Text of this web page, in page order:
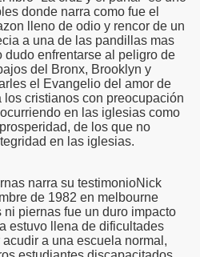
donde narra como fue el
lleno de odio y rencor de un
a una de las pandillas mas
dudo enfrentarse al peligro de
del Bronx, Brooklyn y
el Evangelio del amor de
los cristianos con preocupación
en las iglesias como
de los que no
en las iglesias.
Nick
de 1982 en melbourne
piernas fue un duro impacto
estuvo llena de dificultades
a una escuela normal,